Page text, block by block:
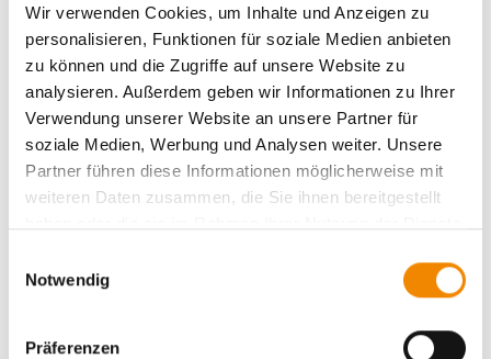
Wir verwenden Cookies, um Inhalte und Anzeigen zu
personalisieren, Funktionen für soziale Medien anbieten
zu können und die Zugriffe auf unsere Website zu
analysieren. Außerdem geben wir Informationen zu Ihrer
Verwendung unserer Website an unsere Partner für
soziale Medien, Werbung und Analysen weiter. Unsere
Partner führen diese Informationen möglicherweise mit
weiteren Daten zusammen, die Sie ihnen bereitgestellt
Notwendig
Präferenzen
Null Lerntransfer
DEVCON-CT Vertragsbedingungen
DEVCON-CT Profi(l)check